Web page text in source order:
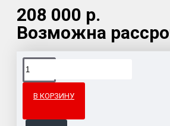
208 000 р.
Возможна
В КОРЗИНУ
Доставка товара по всему